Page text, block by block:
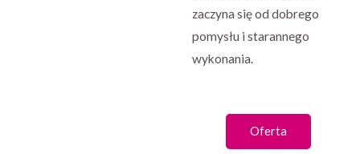
zaczyna się od dobrego
pomysłu i starannego
wykonania.
Oferta